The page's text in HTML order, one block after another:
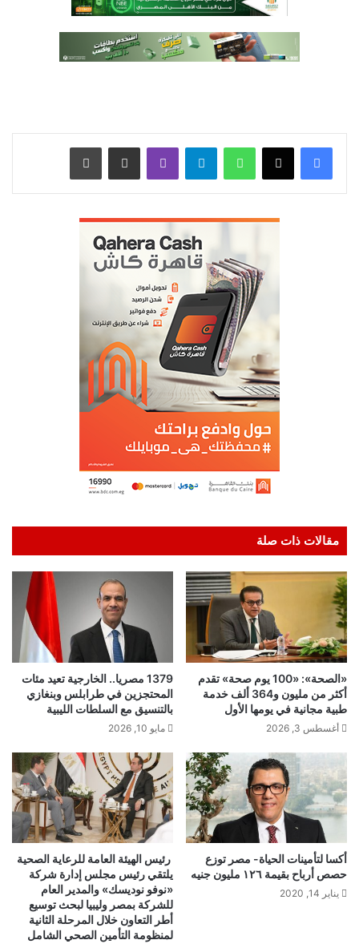
واتساب تيلقرام ڤايبر مشاركة عبر البريد طباعة
مقالات ذات صلة
«الصحة»: «100 يوم صحة» تقدم
أكثر من مليون و364 ألف خدمة
طبية مجانية في يومها الأول
أغسطس 3, 2026
1379 مصريا.. الخارجية تعيد مئات
المحتجزين في طرابلس وبنغازي
بالتنسيق مع السلطات الليبية
مايو 10, 2026
أكسا لتأمينات الحياة- مصر توزع
حصص أرباح بقيمة ١٢٦ مليون جنيه
يناير 14, 2020
رئيس الهيئة العامة للرعاية الصحية
يلتقي رئيس مجلس إدارة شركة
«نوفو نوديسك» والمدير العام
للشركة بمصر وليبيا لبحث توسيع
أطر التعاون خلال المرحلة الثانية
لمنظومة التأمين الصحي الشامل